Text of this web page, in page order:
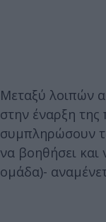
Μεταξύ λοιπών
στην έναρξη της
συμπληρώσουν
να βοηθήσει και
ομάδα)-